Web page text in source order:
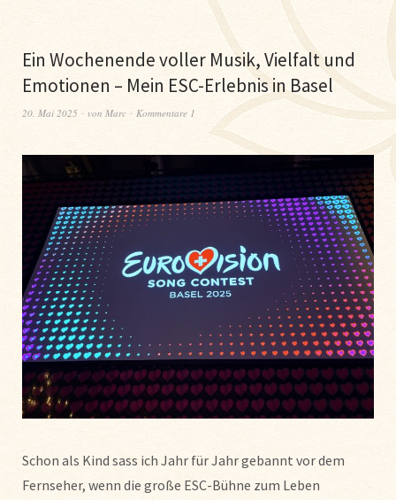
Ein Wochenende voller Musik, Vielfalt und
Emotionen – Mein ESC-Erlebnis in Basel
20. Mai 2025 von Marc Kommentare 1
Schon als Kind sass ich Jahr für Jahr gebannt vor dem
Fernseher, wenn die große ESC-Bühne zum Leben